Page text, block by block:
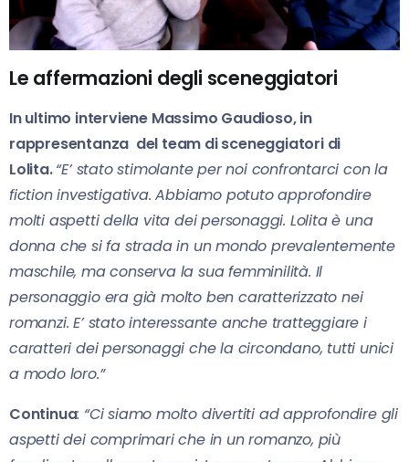
Le affermazioni degli sceneggiatori
In ultimo interviene Massimo Gaudioso, in
rappresentanza del team di sceneggiatori di
Lolita.“E’ stato stimolante per noi confrontarci con la
fiction investigativa. Abbiamo potuto approfondire
molti aspetti della vita dei personaggi. Lolita è una
donna che si fa strada in un mondo prevalentemente
maschile, ma conserva la sua femminilità. Il
personaggio era già molto ben caratterizzato nei
romanzi. E’ stato interessante anche tratteggiare i
caratteri dei personaggi che la circondano, tutti unici
a modo loro.”
Continua: “Ci siamo molto divertiti ad approfondire gli
aspetti dei comprimari che in un romanzo, più